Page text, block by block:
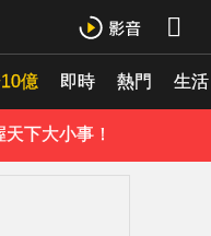
億 即時 熱門 生活
下大小事！
機 檢調約談前董事長